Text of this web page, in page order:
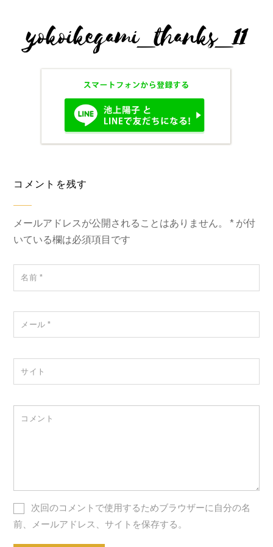
yokoikegami_thanks_11
コメントを残す
メールアドレスが公開されることはありません。 * が付
いている欄は必須項目です
名前 *
メール*
サイト
コメント
次回のコメントで使用するためブラウザーに自分の名
前、メールアドレス、サイトを保存する。